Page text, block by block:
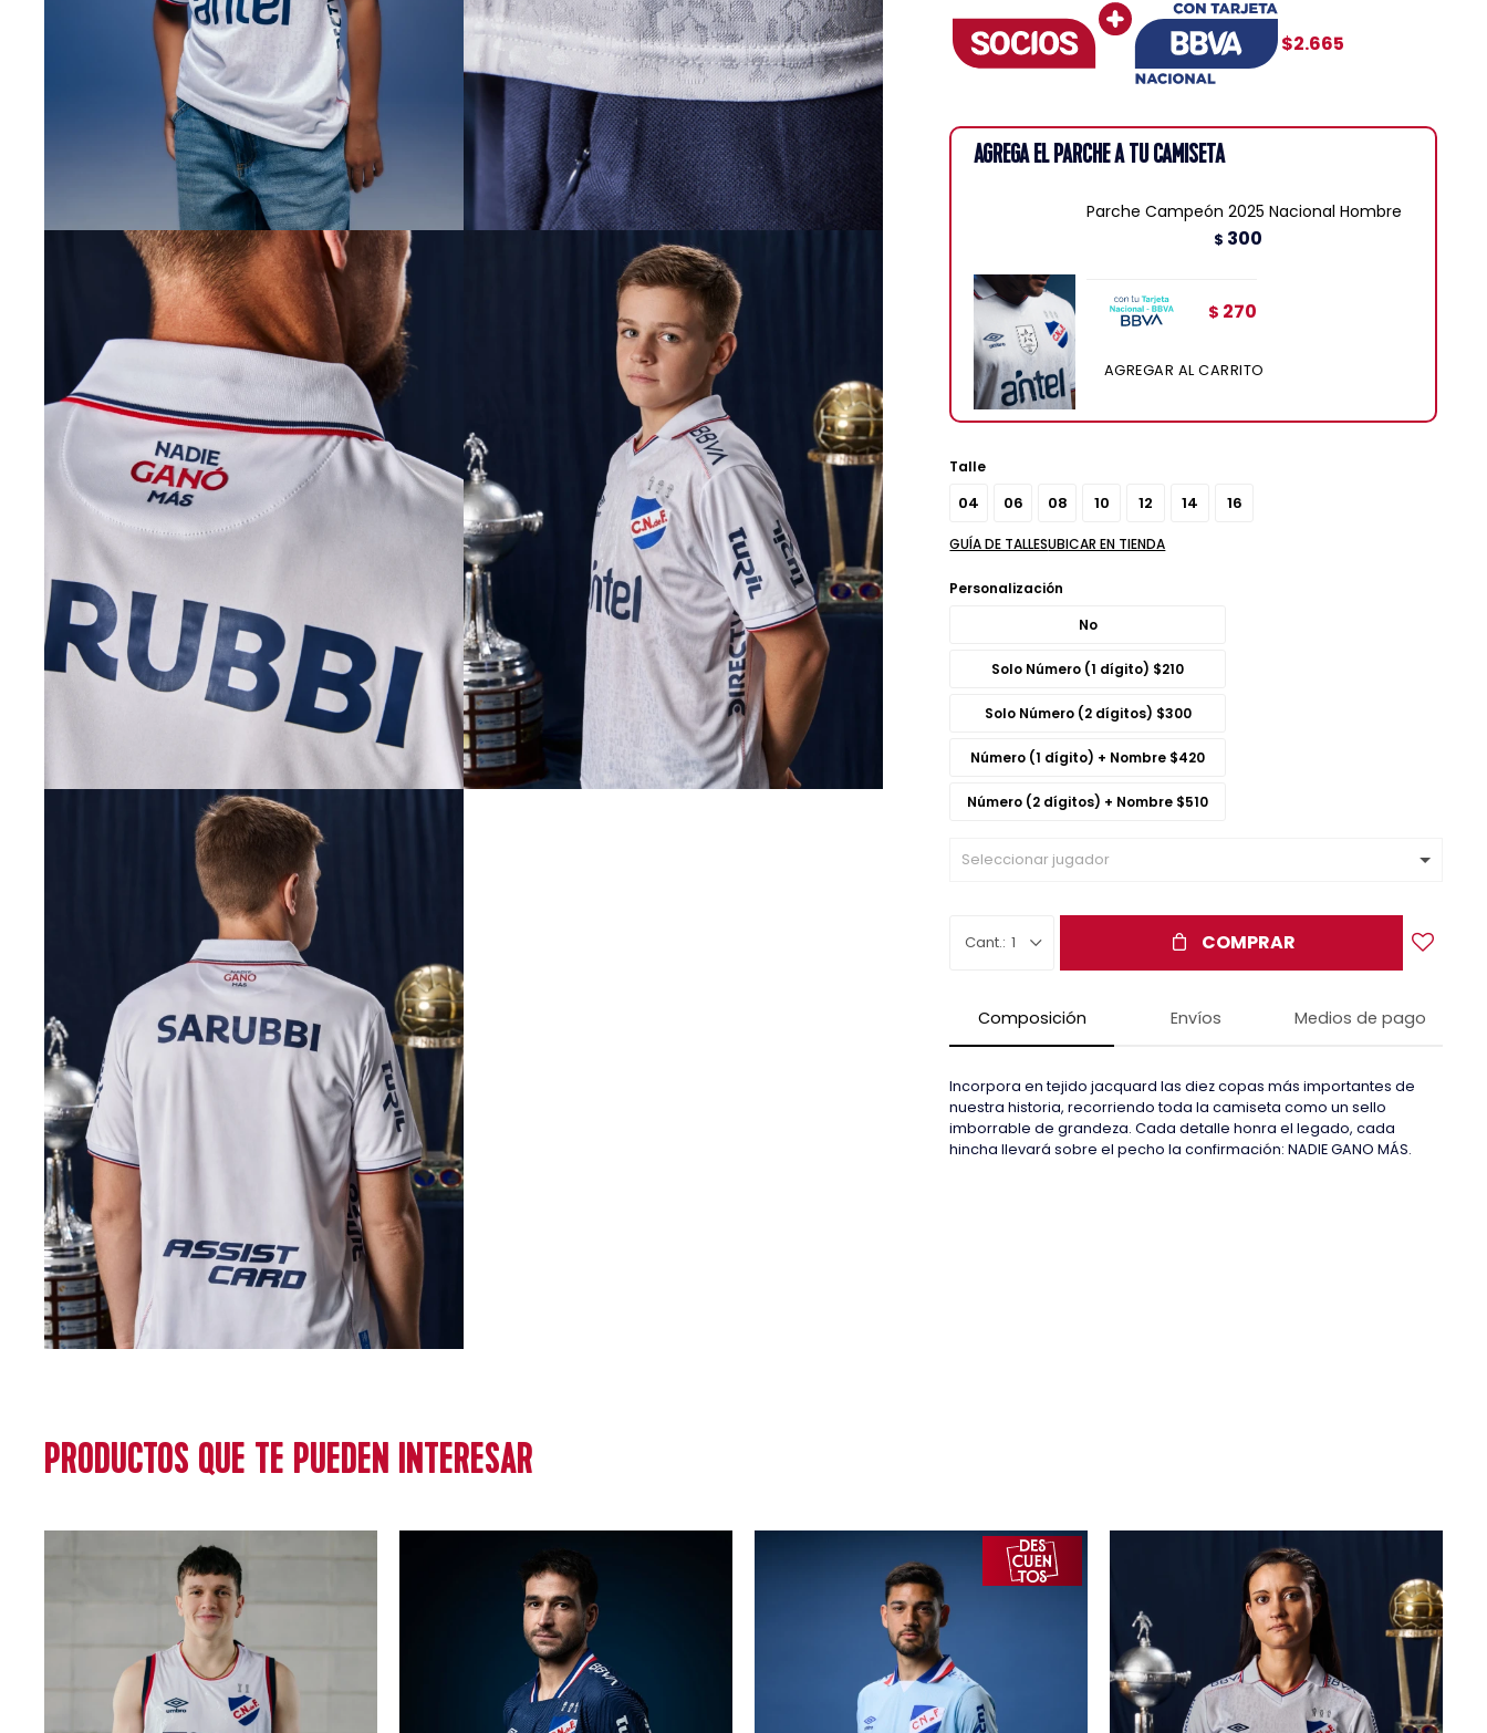
$2.665
AGREGA EL PARCHE A TU CAMISETA
Parche Campeón 2025 Nacional Hombre
$ 300
$ 270
AGREGAR AL CARRITO
Talle
04 06 08 10 12 14 16
GUÍA DE TALLESUBICAR EN TIENDA
Personalización
No
Solo Número (1 dígito) $210
Solo Número (2 dígitos) $300
Número (1 dígito) + Nombre $420
Número (2 dígitos) + Nombre $510
1 COMPRAR
Composición Envíos Medios de pago
Incorpora en tejido jacquard las diez copas más importantes de
nuestra historia, recorriendo toda la camiseta como un sello
imborrable de grandeza. Cada detalle honra el legado, cada
hincha llevará sobre el pecho la confirmación: NADIE GANO MÁS.
PRODUCTOS QUE TE PUEDEN INTERESAR